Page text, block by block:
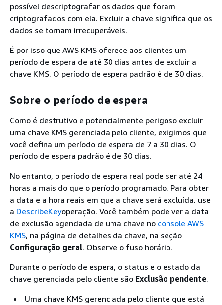
possível descriptografar os dados que foram
criptografados com ela. Excluir a chave significa que os
dados se tornam irrecuperáveis.
É por isso que AWS KMS oferece aos clientes um
período de espera de até 30 dias antes de excluir a
chave KMS. O período de espera padrão é de 30 dias.
Sobre o período de espera
Como é destrutivo e potencialmente perigoso excluir
uma chave KMS gerenciada pelo cliente, exigimos que
você defina um período de espera de 7 a 30 dias. O
período de espera padrão é de 30 dias.
No entanto, o período de espera real pode ser até 24
horas a mais do que o período programado. Para obter
a data e a hora reais em que a chave será excluída, use
a DescribeKeyoperação. Você também pode ver a data
de exclusão agendada de uma chave no console AWS
KMS, na página de detalhes da chave, na seção
Configuração geral. Observe o fuso horário.
Durante o período de espera, o status e o estado da
chave gerenciada pelo cliente são Exclusão pendente.
Uma chave KMS gerenciada pelo cliente que está